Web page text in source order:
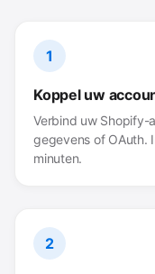
1
Koppel uw
Verbind uw Shopify-
gegevens of OAuth.
minuten.
2